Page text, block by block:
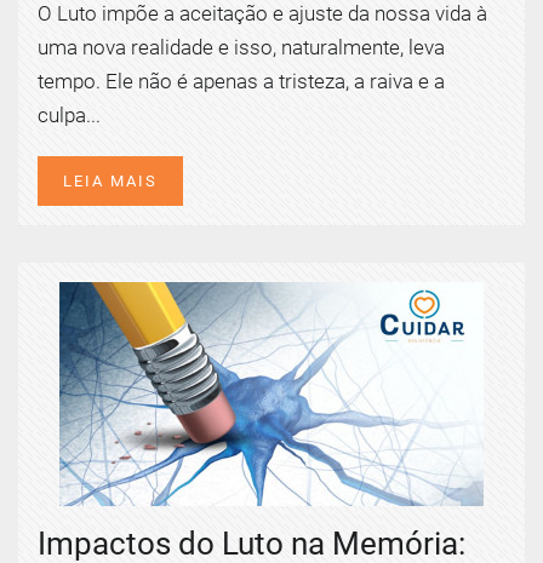
O Luto impõe a aceitação e ajuste da nossa vida à
uma nova realidade e isso, naturalmente, leva
tempo. Ele não é apenas a tristeza, a raiva e a
culpa...
LEIA MAIS
Impactos do Luto na Memória: